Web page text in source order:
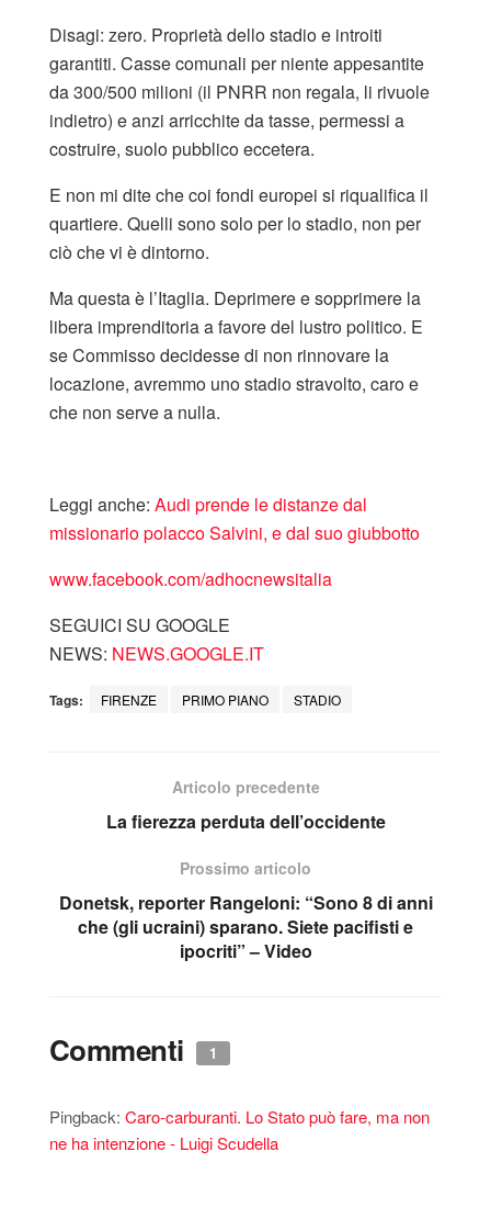
Disagi: zero. Proprietà dello stadio e introiti
garantiti. Casse comunali per niente appesantite
da 300/500 milioni (il PNRR non regala, li rivuole
indietro) e anzi arricchite da tasse, permessi a
costruire, suolo pubblico eccetera.
E non mi dite che coi fondi europei si riqualifica il
quartiere. Quelli sono solo per lo stadio, non per
ciò che vi è dintorno.
Ma questa è l’Itaglia. Deprimere e sopprimere la
libera imprenditoria a favore del lustro politico. E
se Commisso decidesse di non rinnovare la
locazione, avremmo uno stadio stravolto, caro e
che non serve a nulla.
Leggi anche: Audi prende le distanze dal
missionario polacco Salvini, e dal suo giubbotto
www.facebook.com/adhocnewsitalia
SEGUICI SU GOOGLE
NEWS: NEWS.GOOGLE.IT
Tags: FIRENZE PRIMO PIANO STADIO
Articolo precedente
La fierezza perduta dell’occidente
Prossimo articolo
Donetsk, reporter Rangeloni: “Sono 8 di anni
che (gli ucraini) sparano. Siete pacifisti e
ipocriti” – Video
Commenti 1
Pingback: Caro-carburanti. Lo Stato può fare, ma non
ne ha intenzione - Luigi Scudella